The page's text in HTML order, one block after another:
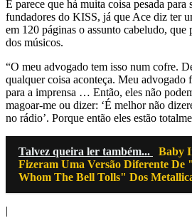
E parece que há muita coisa pesada para
fundadores do KISS, já que Ace diz ter
em 120 páginas o assunto cabeludo, que
dos músicos.
“O meu advogado tem isso num cofre.
qualquer coisa aconteça. Meu
para a imprensa … Então, eles não
magoar-me ou dizer: ‘É melhor não
no rádio’. Porque então eles estão
Talvez queira ler também...
Baby
Fizeram Uma Versão Diferente De
Whom The Bell Tolls" Dos
|